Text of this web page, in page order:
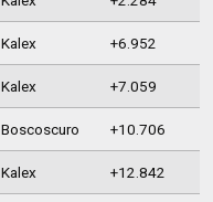
Kalex +6.952
Kalex +7.059
Boscoscuro +10.706
Kalex +12.842